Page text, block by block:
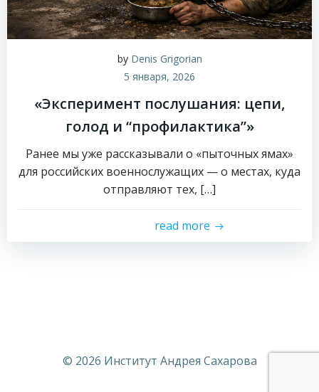
by Denis Grigorian
5 января, 2026
«Эксперимент послушания: цепи,
голод и “профилактика”»
Ранее мы уже рассказывали о «пыточных ямах»
для российских военнослужащих — о местах, куда
отправляют тех, […]
read more
© 2026 Институт Андрея Сахарова